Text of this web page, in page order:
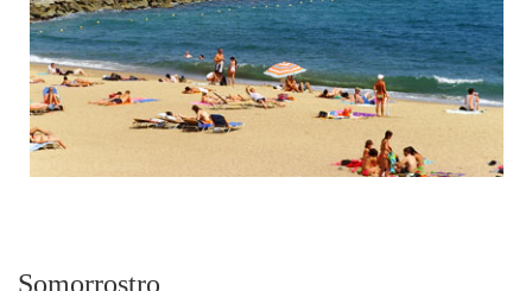
Somorrostro